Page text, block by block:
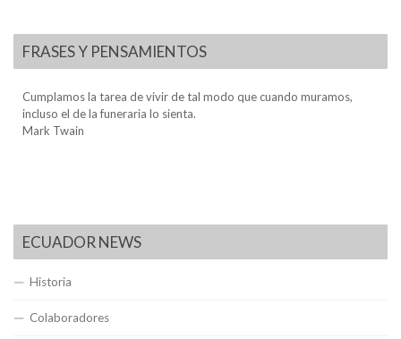
FRASES Y PENSAMIENTOS
Cumplamos la tarea de vivir de tal modo que cuando muramos,
incluso el de la funeraria lo sienta.
Mark Twain
ECUADOR NEWS
Historia
Colaboradores